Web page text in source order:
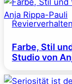
Revierverhalten
Farbe, Stil
Studio von